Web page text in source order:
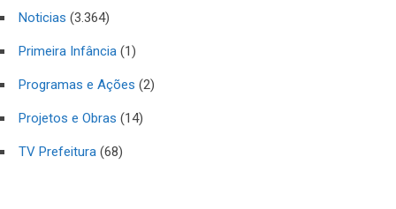
Noticias (3.364)
Primeira Infância (1)
Programas e Ações (2)
Projetos e Obras (14)
TV Prefeitura (68)